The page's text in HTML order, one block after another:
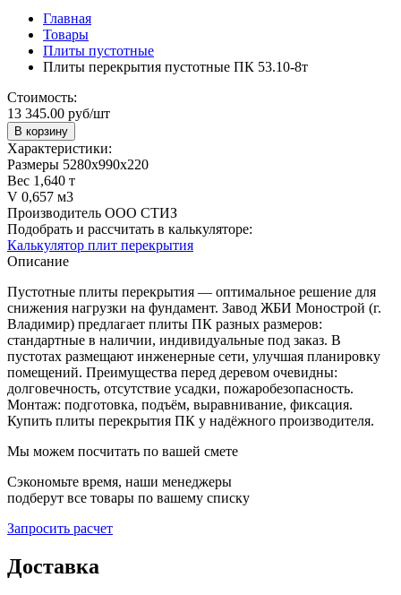
Главная
Товары
Плиты пустотные
Плиты перекрытия пустотные ПК 53.10-8т
Стоимость:
13 345.00 руб/шт
В корзину
Характеристики:
Размеры 5280х990х220
Вес 1,640 т
V 0,657 м3
Производитель ООО СТИЗ
Подобрать и рассчитать в калькуляторе:
Калькулятор плит перекрытия
Описание
Пустотные плиты перекрытия — оптимальное решение для
снижения нагрузки на фундамент. Завод ЖБИ Монострой (г.
Владимир) предлагает плиты ПК разных размеров:
стандартные в наличии, индивидуальные под заказ. В
пустотах размещают инженерные сети, улучшая планировку
помещений. Преимущества перед деревом очевидны:
долговечность, отсутствие усадки, пожаробезопасность.
Монтаж: подготовка, подъём, выравнивание, фиксация.
Купить плиты перекрытия ПК у надёжного производителя.
Мы можем посчитать по вашей смете
Сэкономьте время, наши менеджеры
подберут все товары по вашему списку
Запросить расчет
Доставка